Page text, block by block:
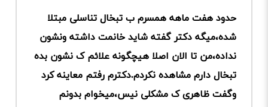
حدود هفت ماهه همسرم ب تبخال تناسلی مبتلا
شده،میگه دکتر گفته شاید خانمت داشته ونشون
نداده،من تا الان اصلا هیچگونه علائم ک نشون بده
تبخال دارم مشاهده نکردم.دکترم رفتم معاینه کرد
وگفت ظاهری ک مشکلی نیس،میخوام بدونم